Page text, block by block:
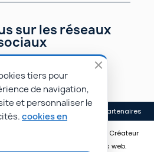
sur les réseaux
générales de vente Nos partenaires
réalisé par Monsieur PIERROT • Créateur
plus loin avec nos sites web.
tiers pour
de navigation,
et personnaliser le
cookies en